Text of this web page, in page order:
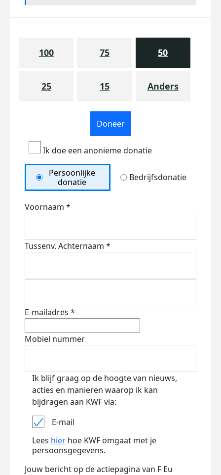
100 75 50
25 15 Anders
Doneer
Ik doe een anonieme donatie
Persoonlijke
donatie
Bedrijfsdonatie
Voornaam *
Tussenv. Achternaam *
E-mailadres *
Mobiel nummer
Ik blijf graag op de hoogte van nieuws,
acties en manieren waarop ik kan
bijdragen aan KWF via:
E-mail
Lees hier hoe KWF omgaat met je
persoonsgegevens.
Jouw bericht op de actiepagina van F Eu